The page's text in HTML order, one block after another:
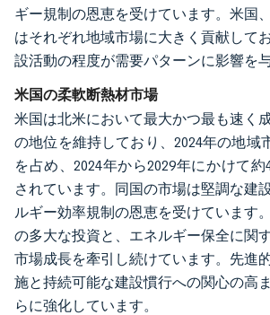
ギー規制の恩恵を受けています。米国
はそれぞれ地域市場に大きく貢献して
設活動の程度が需要パターンに影響を
米国の柔軟断熱材市場
米国は北米において最大かつ最も速く
の地位を維持しており、2024年の地域
を占め、2024年から2029年にかけて
されています。同国の市場は堅調な建
ルギー効率規制の恩恵を受けています
の多大な投資と、エネルギー保全に関
市場成長を牽引し続けています。先進
施と持続可能な建設慣行への関心の高
らに強化しています。